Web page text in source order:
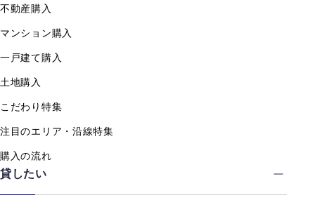
不動産購入
マンション購入
一戸建て購入
土地購入
こだわり特集
注目のエリア・沿線特集
購入の流れ
貸したい